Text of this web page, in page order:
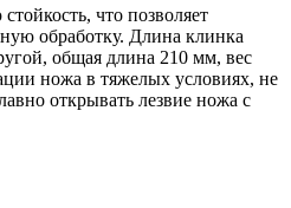
что позволяет
обработку. Длина клинка
общая длина 210 мм, вес
ножа в тяжелых условиях, не
открывать лезвие ножа с